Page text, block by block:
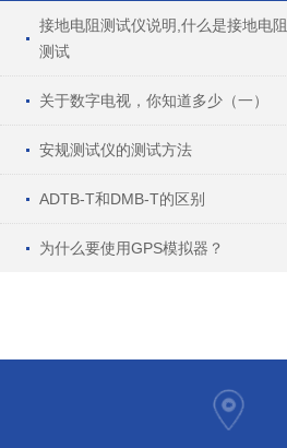
接地电阻测试仪说明,什么是接地电阻
测试
关于数字电视，你知道多少（一）
安规测试仪的测试方法
ADTB-T和DMB-T的区别
为什么要使用GPS模拟器？